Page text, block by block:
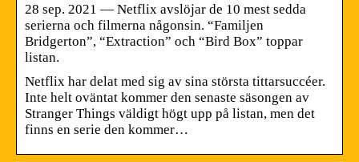
28 sep. 2021 — Netflix avslöjar de 10 mest sedda
serierna och filmerna någonsin. “Familjen
Bridgerton”, “Extraction” och “Bird Box” toppar
listan.
Netflix har delat med sig av sina största tittarsuccéer.
Inte helt oväntat kommer den senaste säsongen av
Stranger Things väldigt högt upp på listan, men det
finns en serie den kommer…